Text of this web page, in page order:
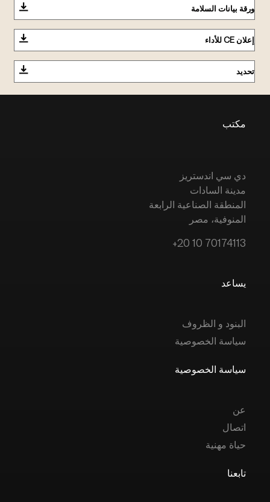
ورقة بيانات السلامة
إعلان CE للأداء
تحديد
مكتب
دي سي اندستريز
مدينة السادات
المنطقة الصناعية الرابعة
المنوفية، مصر
+20 10 70174113
يساعد
البنود و الظروف
سياسة الخصوصية
سياسة الخصوصية
عن
اتصال
حياة مهنية
تابعنا